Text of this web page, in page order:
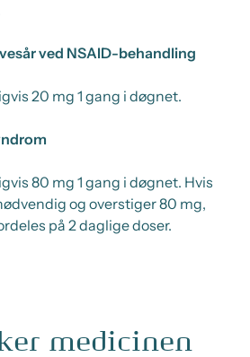
ved NSAID-behandling
20 mg 1 gang i døgnet.
80 mg 1 gang i døgnet. Hvis
og overstiger 80 mg,
på 2 daglige doser.
medicinen